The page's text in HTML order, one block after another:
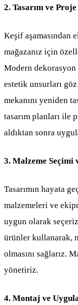
2. Tasarım ve
Keşif aşamasından
mağazanız için
Modern
estetik unsurları
mekanını yeniden
tasarım planları ile
aldıktan sonra
3. Malzeme Seçimi
Tasarımın hayata
malzemeleri ve
uygun olarak
ürünler kullanarak,
olmasını sağlarız.
yönetiriz.
4. Montaj ve